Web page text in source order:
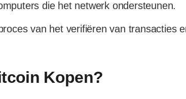
die het netwerk ondersteunen.
van het verifiëren van transacties
Kopen?